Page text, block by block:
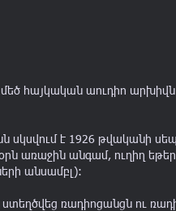
's 50
հայկական աուդիո արխիվն
սկսվում է 1926 թվականի
առաջին անգամ, ուղիղ
անսամբլ):
ռադիոցանցն ու